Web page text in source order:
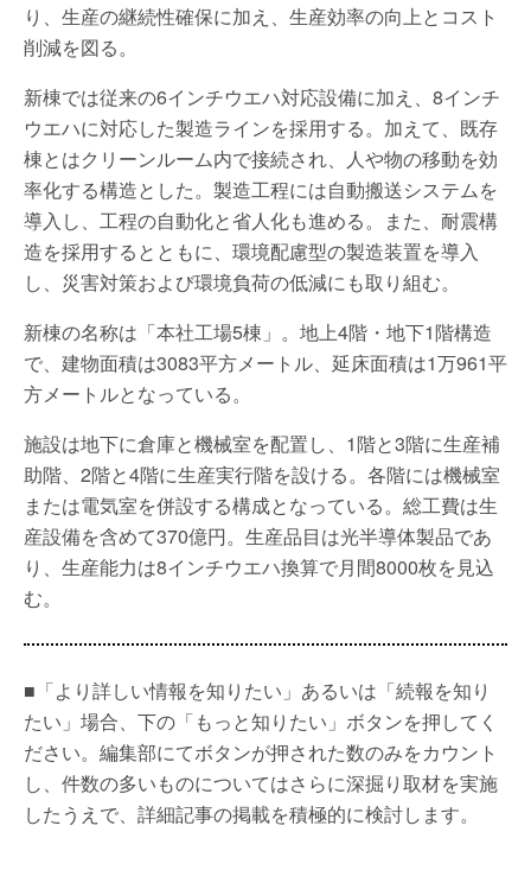
り、生産の継続性確保に加え、生産効率の向上とコスト
削減を図る。
新棟では従来の6インチウエハ対応設備に加え、8インチ
ウエハに対応した製造ラインを採用する。加えて、既存
棟とはクリーンルーム内で接続され、人や物の移動を効
率化する構造とした。製造工程には自動搬送システムを
導入し、工程の自動化と省人化も進める。また、耐震構
造を採用するとともに、環境配慮型の製造装置を導入
し、災害対策および環境負荷の低減にも取り組む。
新棟の名称は「本社工場5棟」。地上4階・地下1階構造
で、建物面積は3083平方メートル、延床面積は1万961平
方メートルとなっている。
施設は地下に倉庫と機械室を配置し、1階と3階に生産補
助階、2階と4階に生産実行階を設ける。各階には機械室
または電気室を併設する構成となっている。総工費は生
産設備を含めて370億円。生産品目は光半導体製品であ
り、生産能力は8インチウエハ換算で月間8000枚を見込
む。
■「より詳しい情報を知りたい」あるいは「続報を知り
たい」場合、下の「もっと知りたい」ボタンを押してく
ださい。編集部にてボタンが押された数のみをカウント
し、件数の多いものについてはさらに深掘り取材を実施
したうえで、詳細記事の掲載を積極的に検討します。